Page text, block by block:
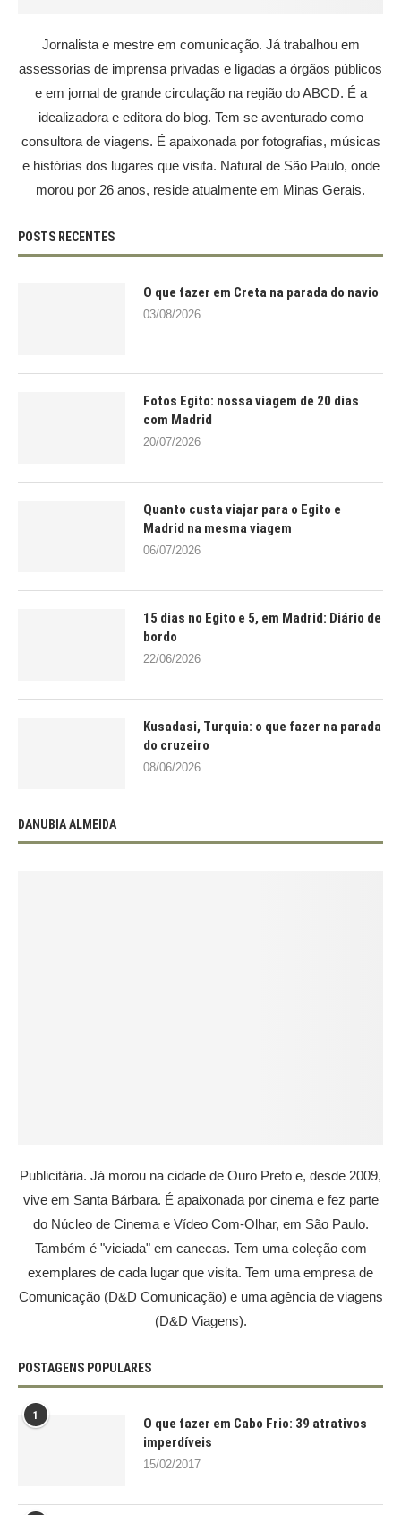
Jornalista e mestre em comunicação. Já trabalhou em
assessorias de imprensa privadas e ligadas a órgãos públicos
e em jornal de grande circulação na região do ABCD. É a
idealizadora e editora do blog. Tem se aventurado como
consultora de viagens. É apaixonada por fotografias, músicas
e histórias dos lugares que visita. Natural de São Paulo, onde
morou por 26 anos, reside atualmente em Minas Gerais.
POSTS RECENTES
O que fazer em Creta na parada do navio
03/08/2026
Fotos Egito: nossa viagem de 20 dias
com Madrid
20/07/2026
Quanto custa viajar para o Egito e
Madrid na mesma viagem
06/07/2026
15 dias no Egito e 5, em Madrid: Diário de
bordo
22/06/2026
Kusadasi, Turquia: o que fazer na parada
do cruzeiro
08/06/2026
DANUBIA ALMEIDA
Publicitária. Já morou na cidade de Ouro Preto e, desde 2009,
vive em Santa Bárbara. É apaixonada por cinema e fez parte
do Núcleo de Cinema e Vídeo Com-Olhar, em São Paulo.
Também é "viciada" em canecas. Tem uma coleção com
exemplares de cada lugar que visita. Tem uma empresa de
Comunicação (D&D Comunicação) e uma agência de viagens
(D&D Viagens).
POSTAGENS POPULARES
1
O que fazer em Cabo Frio: 39 atrativos
imperdíveis
15/02/2017